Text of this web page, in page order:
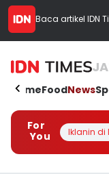
Baca artikel IDN
HomeFoodNews
For
You
Iklanin di